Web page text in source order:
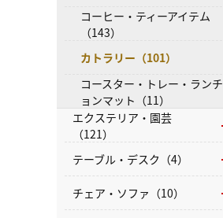
コーヒー・ティーアイテム
（143）
カトラリー（101）
コースター・トレー・ランチ
ョンマット（11）
エクステリア・園芸
（121）
テーブル・デスク（4）
チェア・ソファ（10）